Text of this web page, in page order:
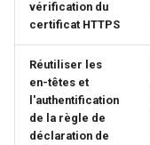
vérification du
certificat HTTPS
Réutiliser les
en-têtes et
l'authentification
de la règle de
déclaration de